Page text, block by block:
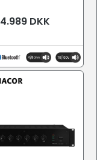
4.989 DKK